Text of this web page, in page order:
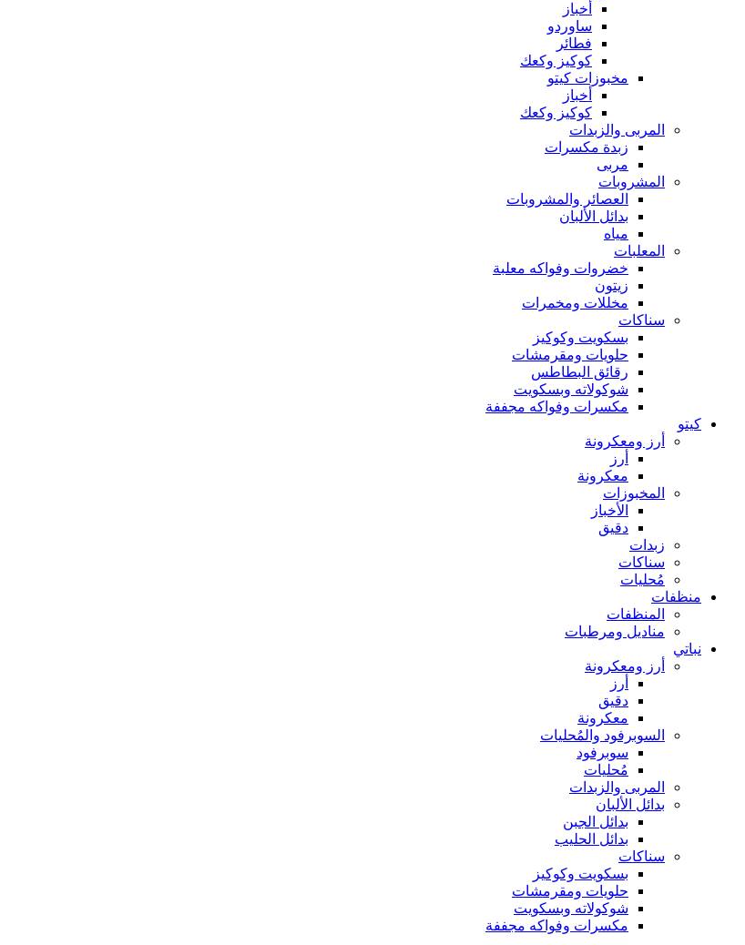
أخباز
ساوردو
فطائر
كوكيز وكعك
مخبوزات كيتو
أخباز
كوكيز وكعك
المربى والزبدات
زبدة مكسرات
مربى
المشروبات
العصائر والمشروبات
بدائل الألبان
مياه
المعلبات
خضروات وفواكه معلبة
زيتون
مخللات ومخمرات
سناكات
بسكويت وكوكيز
حلويات ومقرمشات
رقائق البطاطس
شوكولاته وبسكويت
مكسرات وفواكه مجففة
كيتو
أرز ومعكرونة
أرز
معكرونة
المخبوزات
الأخباز
دقيق
زبدات
سناكات
مُحليات
منظفات
المنظفات
مناديل ومرطبات
نباتي
أرز ومعكرونة
أرز
دقيق
معكرونة
السوبرفود والمُحليات
سوبرفود
مُحليات
المربى والزبدات
بدائل الألبان
بدائل الجبن
بدائل الحليب
سناكات
بسكويت وكوكيز
حلويات ومقرمشات
شوكولاته وبسكويت
مكسرات وفواكه مجففة